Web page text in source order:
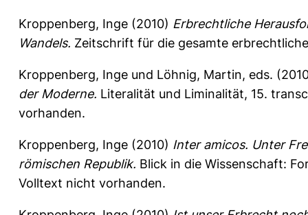
Kroppenberg, Inge (2010) Erbrechtliche
Wandels. Zeitschrift für die gesamte
Kroppenberg, Inge und Löhnig, Martin, eds.
der Moderne. Literalität und Liminalität, 15.
vorhanden.
Kroppenberg, Inge (2010) Inter amicos. Unter
römischen Republik. Blick in die Wissenschaft:
Volltext nicht vorhanden.